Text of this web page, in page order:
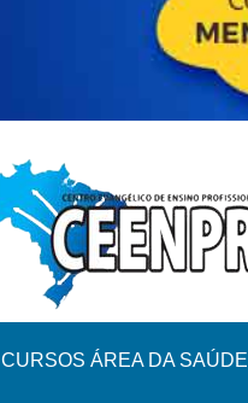
CURSOS ÁREA DA SAÚDE